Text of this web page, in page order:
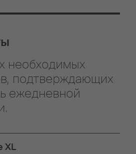
необходимых
подтверждающих
ежедневной
XL